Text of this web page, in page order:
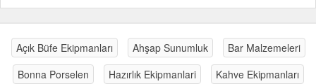
Açık Büfe Ekipmanları Ahşap Sunumluk
Bar Malzemeleri
Bonna Porselen
Hazırlık Ekipmanlari Kahve Ekipmanları